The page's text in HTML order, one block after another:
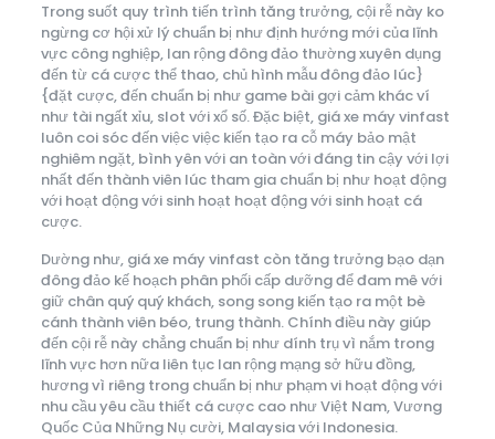
Trong suốt quy trình tiến trình tăng trưởng, cội rễ này ko
ngừng cơ hội xử lý chuẩn bị như định hướng mới của lĩnh
vực công nghiệp, lan rộng đông đảo thường xuyên dụng
đến từ cá cược thể thao, chủ hình mẫu đông đảo lúc}
{đặt cược, đến chuẩn bị như game bài gợi cảm khác ví
như tài ngất xỉu, slot với xổ số. Đặc biệt, giá xe máy vinfast
luôn coi sóc đến việc việc kiến tạo ra cỗ máy bảo mật
nghiêm ngặt, bình yên với an toàn với đáng tin cậy với lợi
nhất đến thành viên lúc tham gia chuẩn bị như hoạt động
với hoạt động với sinh hoạt hoạt động với sinh hoạt cá
cược.
Dường như, giá xe máy vinfast còn tăng trưởng bạo dạn
đông đảo kế hoạch phân phối cấp dưỡng để đam mê với
giữ chân quý quý khách, song song kiến tạo ra một bè
cánh thành viên béo, trung thành. Chính điều này giúp
đến cội rễ này chẳng chuẩn bị như dính trụ vì nắm trong
lĩnh vực hơn nữa liên tục lan rộng mạng sở hữu đồng,
hương vì riêng trong chuẩn bị như phạm vi hoạt động với
nhu cầu yêu cầu thiết cá cược cao như Việt Nam, Vương
Quốc Của Những Nụ cười, Malaysia với Indonesia.